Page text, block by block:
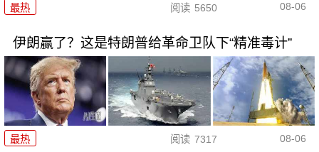
最热 阅读 5650 08-06
伊朗赢了？这是特朗普给革命卫队下“精准毒计”
最热 阅读 7317 08-06